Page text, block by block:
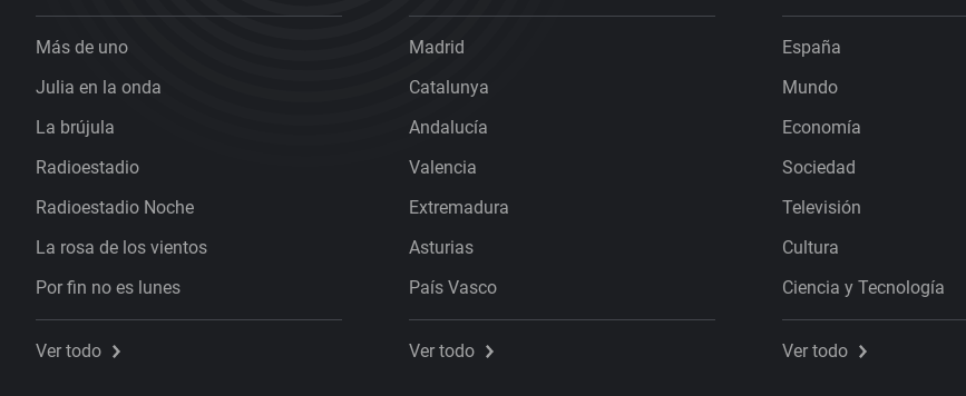
Más de uno
Julia en la onda
La brújula
Radioestadio
Radioestadio Noche
La rosa de los vientos
Por fin no es lunes
Ver todo
Madrid
Catalunya
Andalucía
Valencia
Extremadura
Asturias
País Vasco
Ver todo
España
Mundo
Economía
Sociedad
Televisión
Cultura
Ciencia y Tecnología
Ver todo